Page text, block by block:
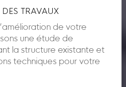
TRAVAUX
de votre
une étude de
la structure existante et
techniques pour votre